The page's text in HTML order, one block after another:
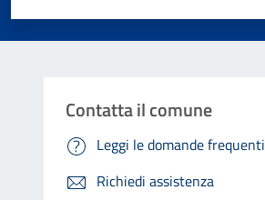
Contatta il comune
Leggi le domande frequenti
Richiedi assistenza